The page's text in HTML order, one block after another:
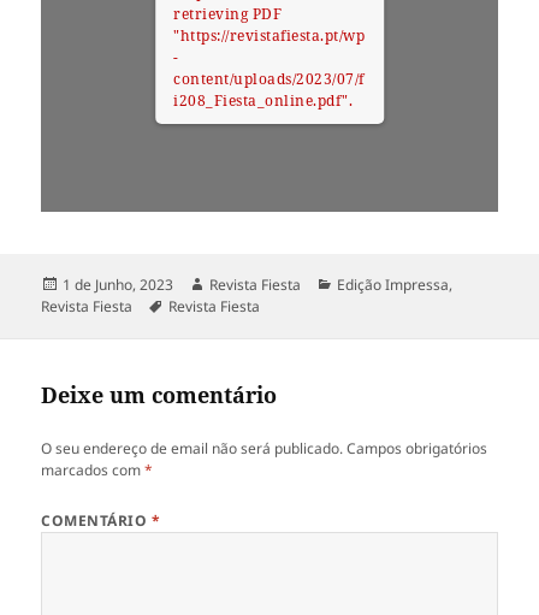
retrieving PDF
"https://revistafiesta.pt/wp
-
content/uploads/2023/07/f
i208_Fiesta_online.pdf".
Publicado
a
1 de Junho, 2023 Autor
Revista Fiesta Categorias
Edição Impressa,
Revista Fiesta
Etiquetas
Revista Fiesta
Deixe um comentário
O seu endereço de email não será publicado. Campos obrigatórios
marcados com*
COMENTÁRIO *